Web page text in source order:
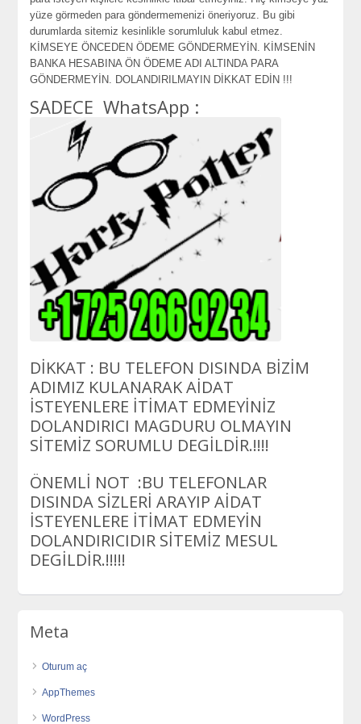
yüze görmeden para göndermemenizi öneriyoruz. Bu gibi
durumlarda sitemiz kesinlikle sorumluluk kabul etmez.
KİMSEYE ÖNCEDEN ÖDEME GÖNDERMEYİN. KİMSENİN
BANKA HESABINA ÖN ÖDEME ADI ALTINDA PARA
GÖNDERMEYİN. DOLANDIRILMAYIN DİKKAT EDİN !!!
SADECE WhatsApp :
DİKKAT : BU TELEFON DISINDA BİZİM
ADIMIZ KULANARAK AİDAT
İSTEYENLERE İTİMAT EDMEYİNİZ
DOLANDIRICI MAGDURU OLMAYIN
SİTEMİZ SORUMLU DEGİLDİR.!!!!
ÖNEMLİ NOT :BU TELEFONLAR
DISINDA SİZLERİ ARAYIP AİDAT
İSTEYENLERE İTİMAT EDMEYİN
DOLANDIRICIDIR SİTEMİZ MESUL
DEGİLDİR.!!!!!
Meta
Oturum aç
AppThemes
WordPress